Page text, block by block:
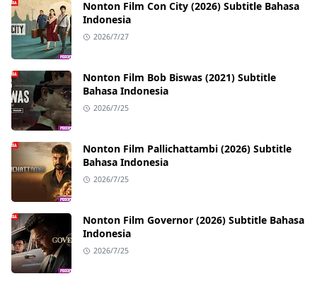
Nonton Film Con City (2026) Subtitle Bahasa
Indonesia
2026/7/27
Nonton Film Bob Biswas (2021) Subtitle
Bahasa Indonesia
2026/7/25
Nonton Film Pallichattambi (2026) Subtitle
Bahasa Indonesia
2026/7/25
Nonton Film Governor (2026) Subtitle Bahasa
Indonesia
2026/7/25